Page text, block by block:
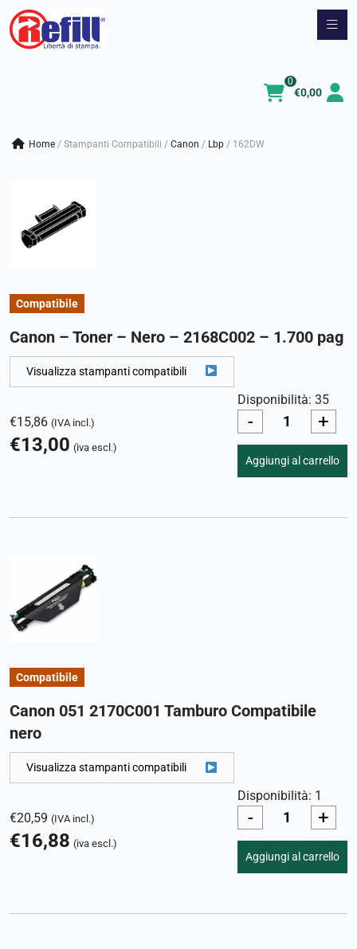
Vai
€0,00
0
Home / Stampanti Compatibili / canon / lbp / 162DW
Compatibile
Canon – Toner – Nero – 2168C002 – 1.700 pag
Visualizza stampanti compatibili
€15,86 (IVA incl.)
€13,00 (iva escl.)
Disponibilità: 35
- +
Aggiungi al carrello
Compatibile
Canon 051 2170C001 Tamburo Compatibile
nero
Visualizza stampanti compatibili
€20,59 (IVA incl.)
€16,88 (iva escl.)
Disponibilità: 1
- +
Aggiungi al carrello